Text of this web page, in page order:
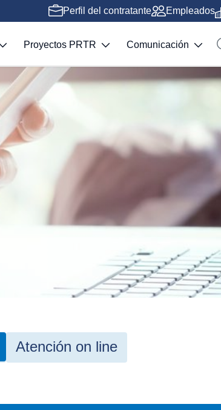
Perfil del contratante Empleados
Proyectos PRTR Comunicación
Atención on line